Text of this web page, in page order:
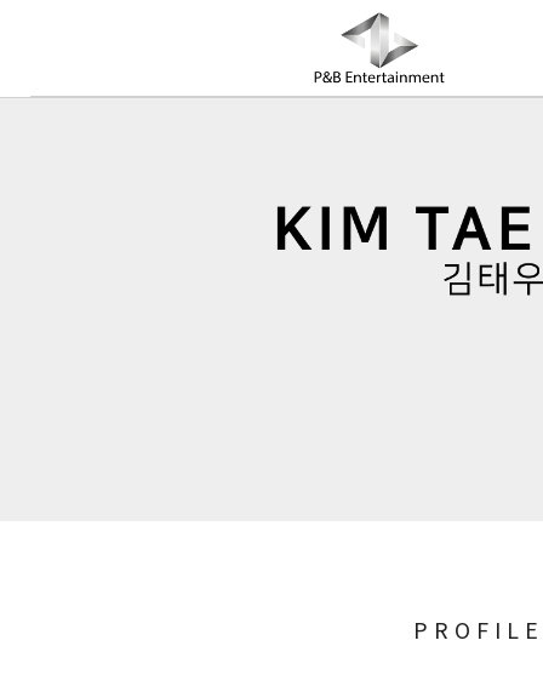
COMPANY
PROFILE